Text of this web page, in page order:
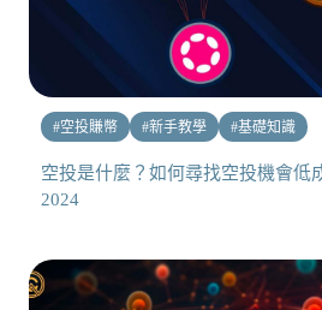
#空投賺幣 #新手教學 #基礎知識
空投是什麼？如何尋找空投機會低
2024